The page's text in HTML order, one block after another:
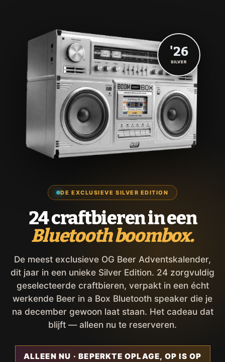
DE EXCLUSIEVE SILVER EDITION
24 craftbieren in een
Bluetooth boombox.
De meest exclusieve OG Beer Adventskalender,
dit jaar in een unieke Silver Edition. 24 zorgvuldig
geselecteerde craftbieren, verpakt in een écht
werkende Beer in a Box Bluetooth speaker die je
na december gewoon laat staan. Het cadeau dat
blijft — alleen nu te reserveren.
ALLEEN NU · BEPERKTE OPLAGE, OP IS OP
'26
SILVER